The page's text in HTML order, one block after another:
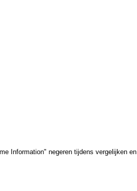
Information" negeren tijdens vergelijken en